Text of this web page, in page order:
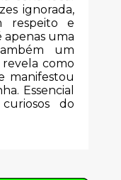
ignorada,
respeito e
apenas uma
um
como
manifestou
Essencial
do